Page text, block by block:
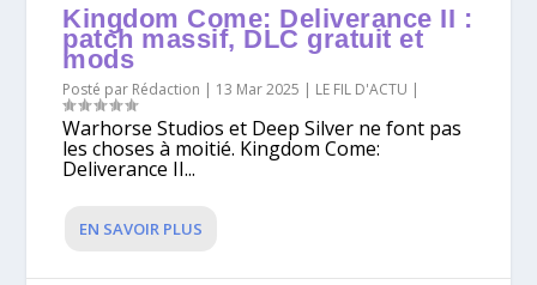
Kingdom Come: Deliverance II :
patch massif, DLC gratuit et
mods
Posté par Rédaction 13 Mar 2025 LE FIL D'ACTU
Warhorse Studios et Deep Silver ne font pas
les choses à moitié. Kingdom Come:
Deliverance II...
EN SAVOIR PLUS